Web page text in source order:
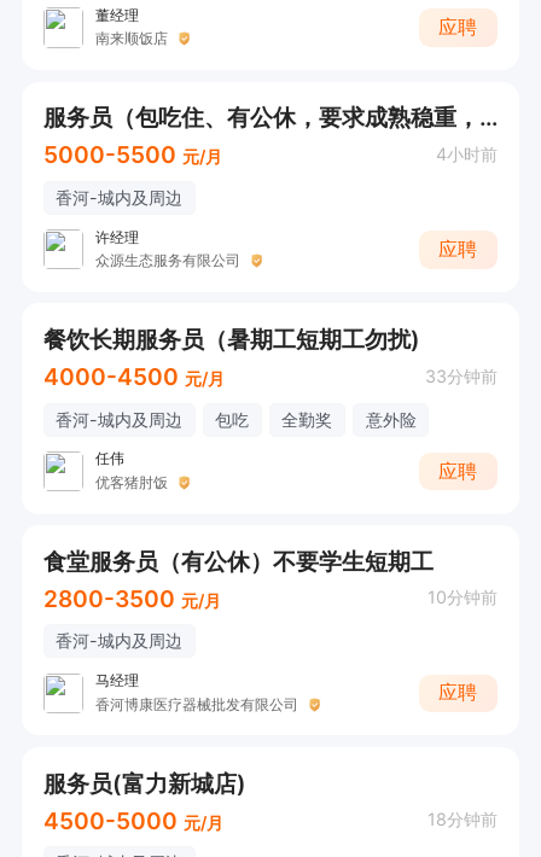
董经理
南来顺饭店
应聘
服务员（包吃住、有公休，要求成熟稳重，长期工）高工资
5000-5500 元/月 4小时前
香河-城内及周边
许经理
众源生态服务有限公司
应聘
餐饮长期服务员（暑期工短期工勿扰)
4000-4500 元/月 33分钟前
香河-城内及周边 包吃 全勤奖 意外险
任伟
优客猪肘饭
应聘
食堂服务员（有公休）不要学生短期工
2800-3500 元/月 10分钟前
香河-城内及周边
马经理
香河博康医疗器械批发有限公司
应聘
服务员(富力新城店)
4500-5000 元/月 18分钟前